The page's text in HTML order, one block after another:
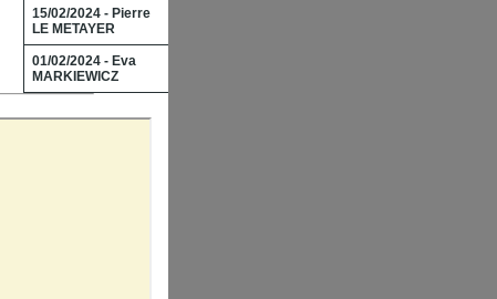
15/02/2024 - Pierre
LE METAYER
01/02/2024 - Eva
MARKIEWICZ